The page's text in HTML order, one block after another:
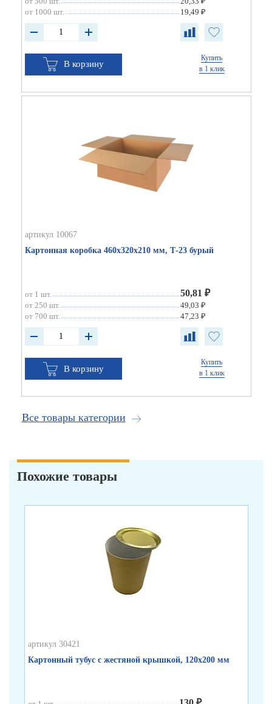
от 1000 шт.
19,49 ₽
В корзину
Купить
в 1 клик
артикул 10067
Картонная коробка 460х320х210 мм, Т-23 бурый
от 1 шт. 50,81 ₽
от 250 шт.
49,03 ₽
от 700 шт.
47,23 ₽
В корзину
Купить
в 1 клик
Все товары категории
Похожие товары
артикул 30421
Картонный тубус с жестяной крышкой, 120х200 мм